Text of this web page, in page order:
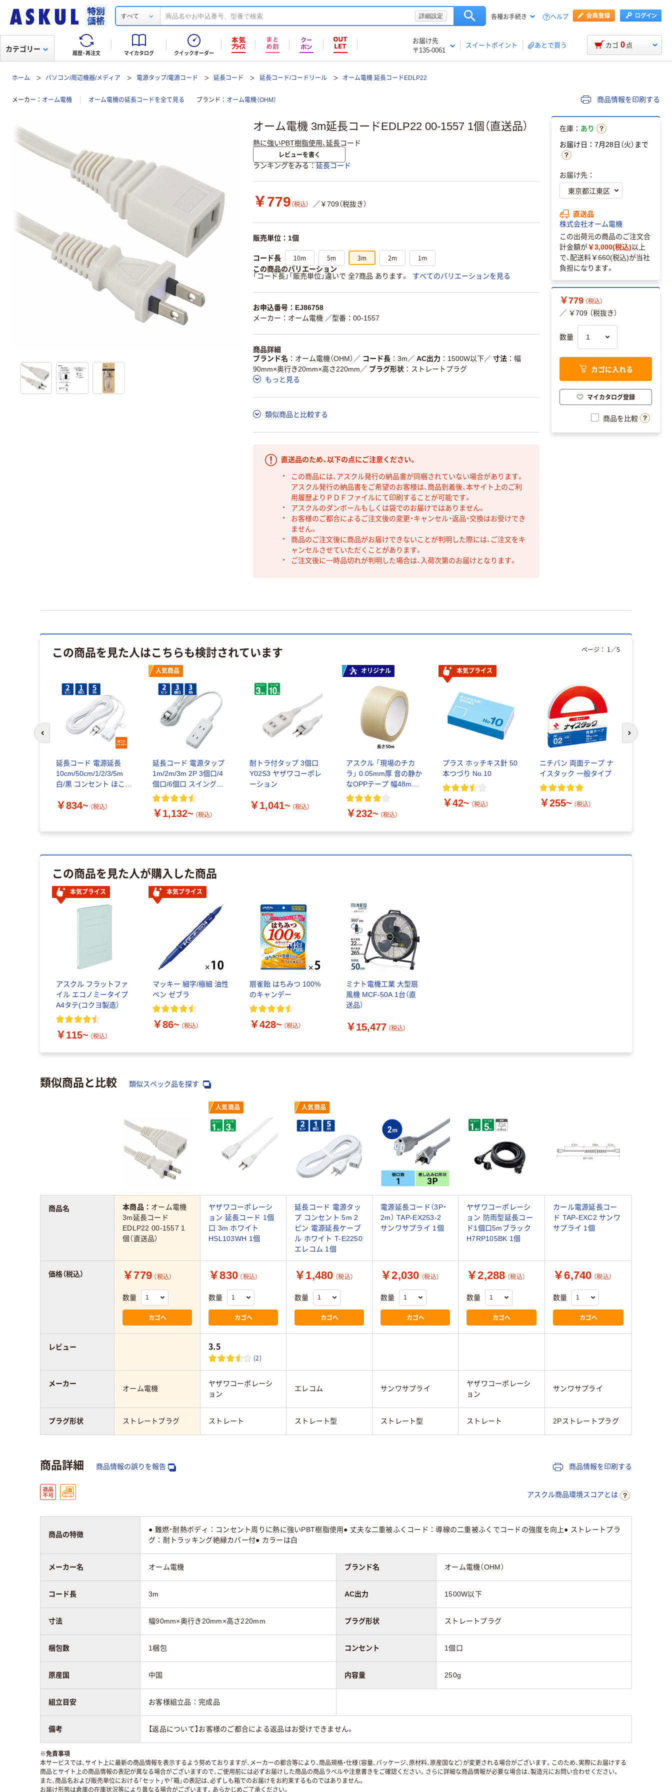
すべて 詳細設定 各種お手続き ヘルプ
履歴・再注文 マイカタログ クイックオーダー
お届け先
〒135-0061
スイートポイント あとで買う
カテゴリー カゴ 0 点
ホーム パソコン/周辺機器/メディア 電源タップ/電源コード 延長コード 延長コード/コードリール オーム電機 延長コードEDLP22
メーカー オーム電機 オーム電機の延長コードを全て見る ブランド オーム電機（OHM） 商品情報を印刷する
オーム電機 3m延長コードEDLP22 00-1557 1個（直送品）
熱に強いPBT樹脂使用、延長コード
レビューを書く
ランキングをみる 延長コード
￥779 （税込） ／￥709（税抜き）
販売単位：1個
コード長 10m 5m 3m 2m 1m
この商品のバリエーション
「コード長」「販売単位」違いで 全7商品 あります。
すべてのバリエーションを見る
お申込番号：EJ86758
メーカー：オーム電機 ／型番：00-1557
商品詳細
ブランド名
オーム電機（OHM） ／ コード長 3m ／ AC出力 1500W以下／ 寸法
幅
90mm×奥行き20mm×高さ220mm ／ プラグ形状
ストレートプラグ
もっと見る
類似商品と比較する
直送品のため、以下の点にご注意ください。
この商品には、アスクル発行の納品書が同梱されていない場合があります。
アスクル発行の納品書をご希望のお客様は、商品到着後、本サイト上のご利
用履歴よりＰＤＦファイルにて印刷することが可能です。
アスクルのダンボールもしくは袋でのお届けではありません。
お客様のご都合によるご注文後の変更・キャンセル・返品・交換はお受けでき
ません。
商品のご注文後に商品がお届けできないことが判明した際には、ご注文をキ
ャンセルさせていただくことがあります。
ご注文後に一時品切れが判明した場合は、入荷次第のお届けとなります。
在庫： あり
お届け日：7月28日（火）まで
お届け先：
直送品
株式会社オーム電機
この出荷元の商品のご注文合
計金額が￥3,000(税込)以上
で、配送料￥660(税込)が当社
負担になります。
￥779 （税込）
／ ￥709 （税抜き）
数量
カゴに入れる
マイカタログ登録
商品を比較
この商品を見た人はこちらも検討されています
延長コード 電源延長
10cm/50cm/1/2/3/5m
白/黒 コンセント ほこり
プ エレコム
￥834~ （税込）
人気商品
延長コード 電源タップ
1m/2m/3m 2P 3個口/4
個口/6個口 スイングプ
ラグ T-S02 白 エレコム
￥1,132~ （税込）
耐トラ付タップ 3個口
Y02S3 ヤザワコーポレ
ーション
￥1,041~ （税込）
オリジナル
アスクル 「現場のチカ
ラ」 0.05mm厚 音の静か
なOPPテープ 幅48mm×
長さ50m・100m
￥232~ （税込）
本気プライス
プラス ホッチキス針 50
本つづり No.10
￥42~ （税込）
ニチバン 両面テープ ナ
イスタック 一般タイプ
￥255~ （税込）
ページ： 1 ／5
前のスライドへ 次のスライド
この商品を見た人が購入した商品
本気プライス
アスクル フラットファ
イル エコノミータイプ
A4タテ(コクヨ製造）
￥115~ （税込）
本気プライス
マッキー 細字/極細 油性
ペン ゼブラ
￥86~ （税込）
扇雀飴 はちみつ 100%
のキャンデー
￥428~ （税込）
ミナト電機工業 大型扇
風機 MCF-50A 1台（直
送品）
￥15,477 （税込）
類似商品と比較 類似スペック品を探す
人気商品 人気商品
商品名 本商品： オーム電機
3m延長コード
EDLP22 00-1557 1
個（直送品）
ヤザワコーポレーシ
ョン 延長コード 1個
口 3m ホワイト
HSL103WH 1個
延長コード 電源タッ
プ コンセント 5m 2
ピン 電源延長ケーブ
ル ホワイト T-E2250
エレコム 1個
電源延長コード（3P・
2m） TAP-EX253-2
サンワサプライ 1個
ヤザワコーポレーシ
ョン 防雨型延長コー
ド1個口5mブラック
H7RP105BK 1個
カール電源延長コー
ド TAP-EXC2 サンワ
サプライ 1個
価格（税込） ￥779 （税込）
数量
カゴへ
￥830 （税込）
数量
カゴへ
￥1,480 （税込）
数量
カゴへ
￥2,030 （税込）
数量
カゴへ
￥2,288 （税込）
数量
カゴへ
￥6,740 （税込）
数量
カゴへ
レビュー 3.5
(2)
メーカー
オーム電機
ヤザワコーポレーシ
ョン
エレコム サンワサプライ
ヤザワコーポレーシ
ョン
サンワサプライ
プラグ形状 ストレートプラグ ストレート ストレート型 ストレート型 ストレート 2Pストレートプラグ
商品詳細 商品情報の誤りを報告 商品情報を印刷する
アスクル商品環境スコアとは
商品の特徴
● 難燃・耐熱ボディ：コンセント周りに熱に強いPBT樹脂使用● 丈夫な二重被ふくコード：導線の二重被ふくでコードの強度を向上● ストレートプラ
グ：耐トラッキング絶縁カバー付● カラーは白
メーカー名 オーム電機 ブランド名 オーム電機（OHM）
コード長 3m AC出力 1500W以下
寸法 幅90mm×奥行き20mm×高さ220mm プラグ形状 ストレートプラグ
梱包数 1梱包 コンセント 1個口
原産国 中国 内容量 250g
組立目安 お客様組立品：完成品
備考 【返品について】お客様のご都合による返品はお受けできません。
※免責事項
本サービスでは、サイト上に最新の商品情報を表示するよう努めておりますが、メーカーの都合等により、商品規格・仕様（容量、パッケージ、原材料、原産国など）が変更される場合がございます。このため、実際にお届けする
商品とサイト上の商品情報の表記が異なる場合がございますので、ご使用前には必ずお届けした商品の商品ラベルや注意書きをご確認ください。さらに詳細な商品情報が必要な場合は、製造元にお問い合わせください。
また、商品名および販売単位における「セット」や「箱」の表記は、必ずしも箱でのお届けをお約束するものではありません。
お届け形態は倉庫の在庫状況等により異なる場合がございます。あらかじめご了承ください。